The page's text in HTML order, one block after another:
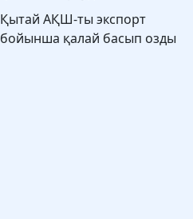
Қытай АҚШ-ты экспорт
бойынша қалай басып озды